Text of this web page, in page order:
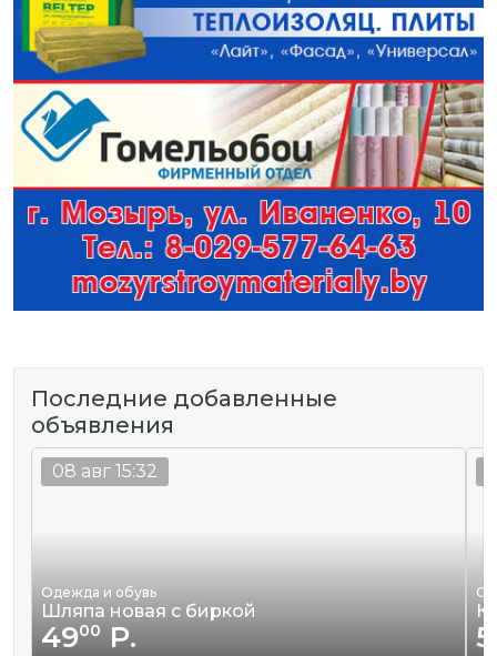
Последние добавленные
объявления
Одежда и обувь
Шляпа новая с биркой
4900Р.
08 авг 15:32